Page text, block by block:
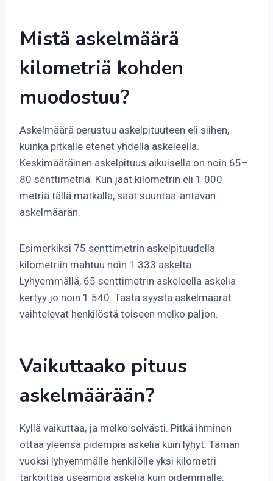
Mistä askelmäärä
kilometriä kohden
muodostuu?
Askelmäärä perustuu askelpituuteen eli siihen,
kuinka pitkälle etenet yhdellä askeleella.
Keskimääräinen askelpituus aikuisella on noin 65–
80 senttimetriä. Kun jaat kilometrin eli 1 000
metriä tällä matkalla, saat suuntaa-antavan
askelmäärän.
Esimerkiksi 75 senttimetrin askelpituudella
kilometriin mahtuu noin 1 333 askelta.
Lyhyemmällä, 65 senttimetrin askeleella askelia
kertyy jo noin 1 540. Tästä syystä askelmäärät
vaihtelevat henkilöstä toiseen melko paljon.
Vaikuttaako pituus
askelmäärään?
Kyllä vaikuttaa, ja melko selvästi. Pitkä ihminen
ottaa yleensä pidempiä askelia kuin lyhyt. Tämän
vuoksi lyhyemmälle henkilölle yksi kilometri
tarkoittaa useampia askelia kuin pidemmälle.